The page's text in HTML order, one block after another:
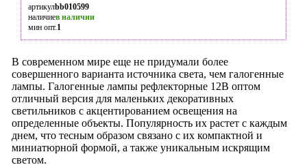
артикулbb010599
наличиев наличии
мин опт.1
В современном мире еще не придумали более
совершенного варианта источника света, чем галогенные
лампы. Галогенные лампы рефлекторные 12В оптом
отличный версия для маленьких декоративных
светильников с акцентированием освещения на
определенные объекты. Популярность их растет с каждым
днем, что тесным образом связано с их компактной и
миниатюрной формой, а также уникальным искрящим
светом.